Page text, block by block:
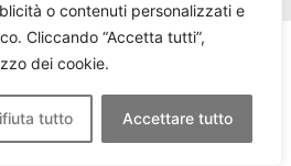
o contenuti personalizzati e
Cliccando “Accetta tutti”,
dei cookie.
tutto Accettare tutto